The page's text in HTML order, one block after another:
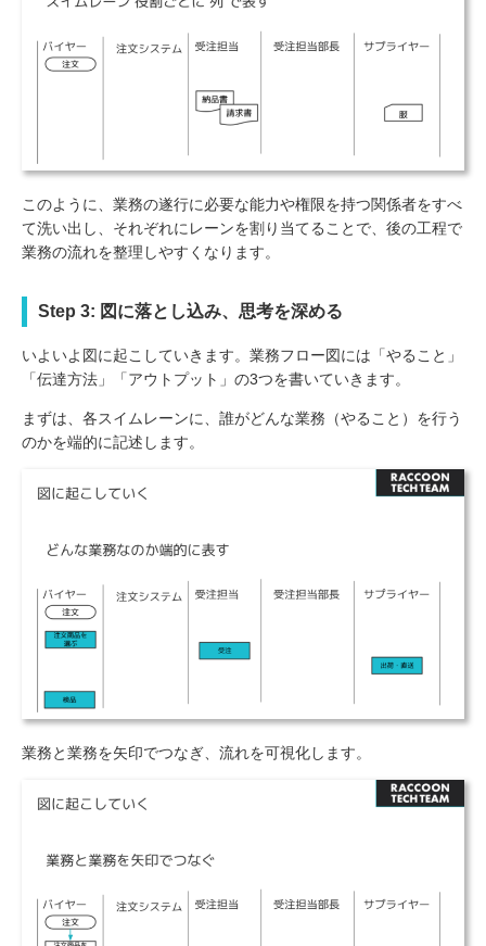
このように、業務の遂行に必要な能力や権限を持つ関係者をすべ
て洗い出し、それぞれにレーンを割り当てることで、後の工程で
業務の流れを整理しやすくなります。
Step 3: 図に落とし込み、思考を深める
いよいよ図に起こしていきます。業務フロー図には「やること」
「伝達方法」「アウトプット」の3つを書いていきます。
まずは、各スイムレーンに、誰がどんな業務（やること）を行う
のかを端的に記述します。
業務と業務を矢印でつなぎ、流れを可視化します。